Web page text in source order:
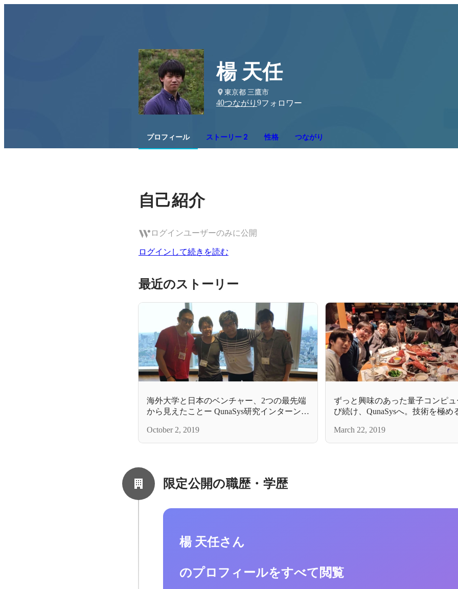
楊 天任
東京都 三鷹市
40つながり 9フォロワー
プロフィール ストーリー 2 性格 つながり
自己紹介
ログインユーザーのみに公開
ログインして続きを読む
最近のストーリー
海外大学と日本のベンチャー、2つの最先端
から見えたことー QunaSys研究インターン体
October 2, 2019
ずっと興味のあった量子コンピ
び続け、QunaSysへ。技術を極め
March 22, 2019
限定公開の職歴・学歴
楊 天任さん
のプロフィールをすべて閲覧